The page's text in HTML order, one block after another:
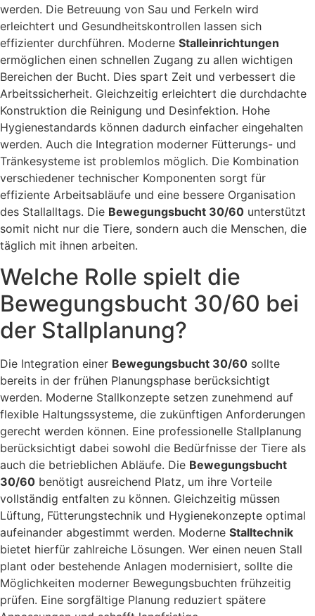
werden. Die Betreuung von Sau und Ferkeln wird
erleichtert und Gesundheitskontrollen lassen sich
effizienter durchführen. Moderne Stalleinrichtungen
ermöglichen einen schnellen Zugang zu allen wichtigen
Bereichen der Bucht. Dies spart Zeit und verbessert die
Arbeitssicherheit. Gleichzeitig erleichtert die durchdachte
Konstruktion die Reinigung und Desinfektion. Hohe
Hygienestandards können dadurch einfacher eingehalten
werden. Auch die Integration moderner Fütterungs- und
Tränkesysteme ist problemlos möglich. Die Kombination
verschiedener technischer Komponenten sorgt für
effiziente Arbeitsabläufe und eine bessere Organisation
des Stallalltags. Die Bewegungsbucht 30/60 unterstützt
somit nicht nur die Tiere, sondern auch die Menschen, die
täglich mit ihnen arbeiten.
Welche Rolle spielt die
Bewegungsbucht 30/60 bei
der Stallplanung?
Die Integration einer Bewegungsbucht 30/60 sollte
bereits in der frühen Planungsphase berücksichtigt
werden. Moderne Stallkonzepte setzen zunehmend auf
flexible Haltungssysteme, die zukünftigen Anforderungen
gerecht werden können. Eine professionelle Stallplanung
berücksichtigt dabei sowohl die Bedürfnisse der Tiere als
auch die betrieblichen Abläufe. Die Bewegungsbucht
30/60 benötigt ausreichend Platz, um ihre Vorteile
vollständig entfalten zu können. Gleichzeitig müssen
Lüftung, Fütterungstechnik und Hygienekonzepte optimal
aufeinander abgestimmt werden. Moderne Stalltechnik
bietet hierfür zahlreiche Lösungen. Wer einen neuen Stall
plant oder bestehende Anlagen modernisiert, sollte die
Möglichkeiten moderner Bewegungsbuchten frühzeitig
prüfen. Eine sorgfältige Planung reduziert spätere